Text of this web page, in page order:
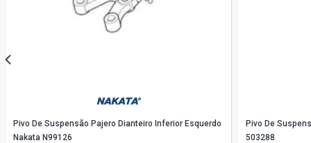
Pivo De Suspensão Pajero Dianteiro Inferior Esquerdo
Nakata N99126
Pivo De
503288